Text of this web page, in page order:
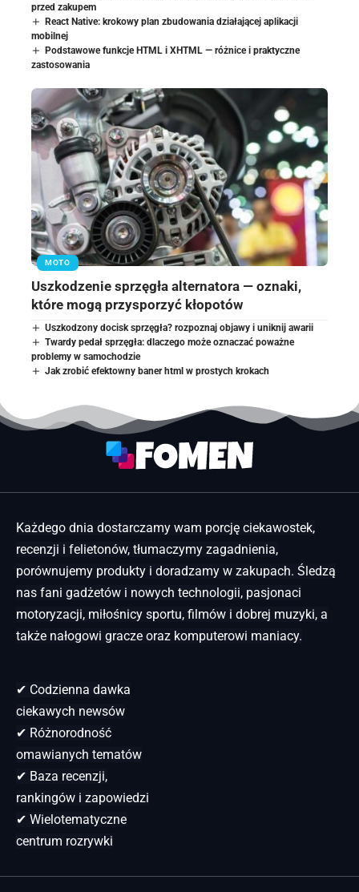
przed zakupem
React Native: krokowy plan zbudowania działającej aplikacji
mobilnej
Podstawowe funkcje HTML i XHTML — różnice i praktyczne
zastosowania
MOTO
Uszkodzenie sprzęgła alternatora — oznaki,
które mogą przysporzyć kłopotów
Uszkodzony docisk sprzęgła? rozpoznaj objawy i uniknij awarii
Twardy pedał sprzęgła: dlaczego może oznaczać poważne
problemy w samochodzie
Jak zrobić efektowny baner html w prostych krokach
Każdego dnia dostarczamy wam porcję ciekawostek,
recenzji i felietonów, tłumaczymy zagadnienia,
porównujemy produkty i doradzamy w zakupach. Śledzą
nas fani gadżetów i nowych technologii, pasjonaci
motoryzacji, miłośnicy sportu, filmów i dobrej muzyki, a
także nałogowi gracze oraz komputerowi maniacy.
✔ Codzienna dawka
ciekawych newsów
✔ Różnorodność
omawianych tematów
✔ Baza recenzji,
rankingów i zapowiedzi
✔ Wielotematyczne
centrum rozrywki